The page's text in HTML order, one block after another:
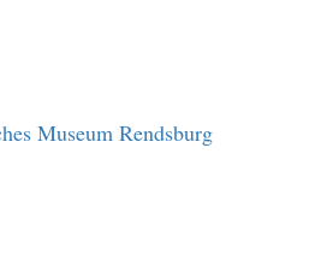
Museum Rendsburg